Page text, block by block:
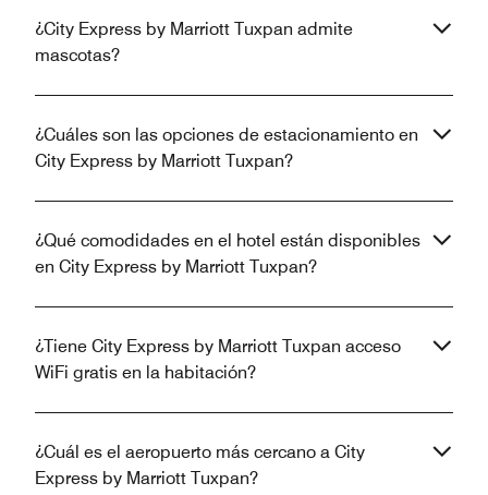
¿City Express by Marriott Tuxpan admite
mascotas?
¿Cuáles son las opciones de estacionamiento en
City Express by Marriott Tuxpan?
¿Qué comodidades en el hotel están disponibles
en City Express by Marriott Tuxpan?
¿Tiene City Express by Marriott Tuxpan acceso
WiFi gratis en la habitación?
¿Cuál es el aeropuerto más cercano a City
Express by Marriott Tuxpan?